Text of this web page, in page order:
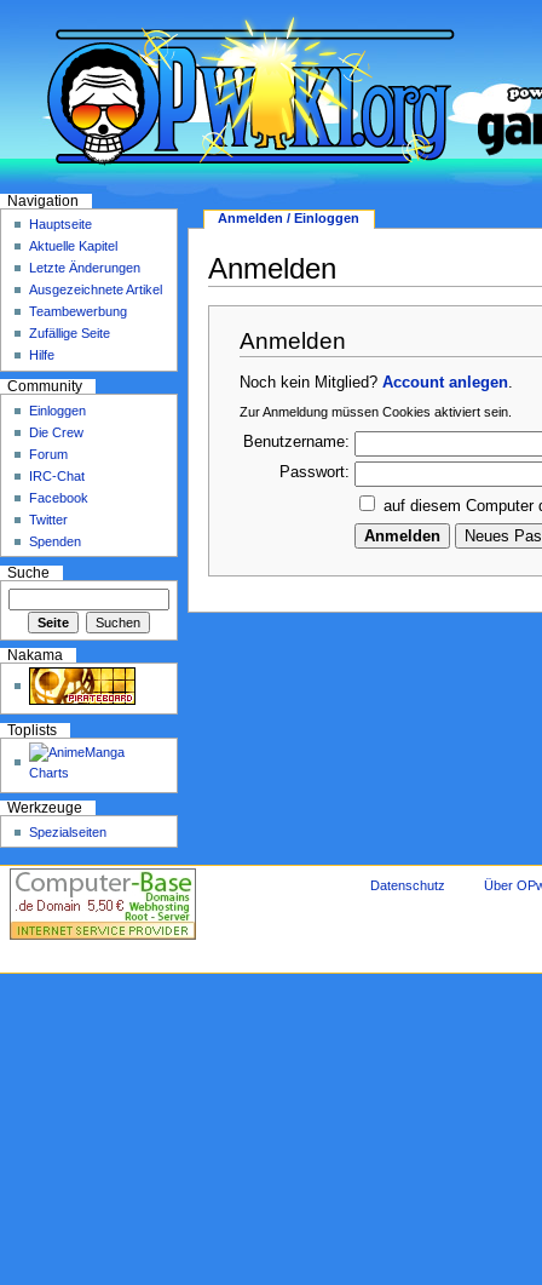
Anmelden
Anmelden
Noch kein Mitglied?Account anlegen
Zur Anmeldung müssen Cookies aktiviert sein.
Benutzername:
Passwort:
auf diesem Computer
Anmelden / Einloggen
Navigation
Hauptseite
Aktuelle Kapitel
Letzte Änderungen
Ausgezeichnete Artikel
Teambewerbung
Zufällige Seite
Hilfe
Community
Einloggen
Die Crew
Forum
IRC-Chat
Facebook
Twitter
Spenden
Suche
Nakama
Toplists
Werkzeuge
Spezialseiten
Datenschutz Über